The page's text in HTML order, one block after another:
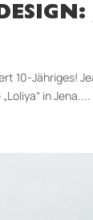
10-Jähriges!
in Jena....